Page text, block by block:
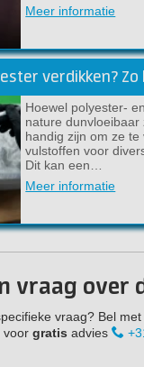
Meer informatie
Hoewel polyester-
nature
handig zijn om ze
vulstoffen voor
Dit kan een…
Meer informatie
vraag over
vraag? Bel
voor gratis advies